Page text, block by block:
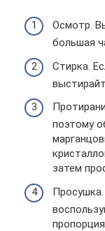
Осмотр.
большая
Стирка.
поэтому
затем